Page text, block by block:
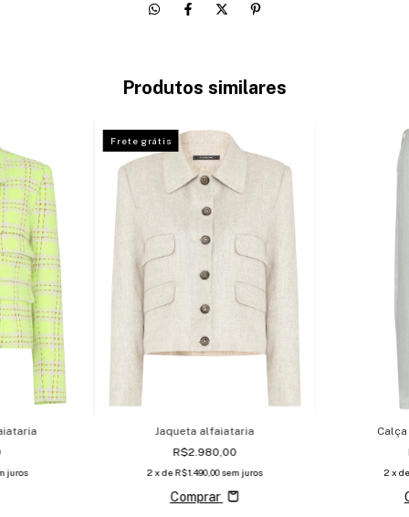
Produtos similares
juros
Frete grátis
Jaqueta alfaiataria
R$2.980,00
2 x deR$1.490,00 sem juros
Comprar
2 x